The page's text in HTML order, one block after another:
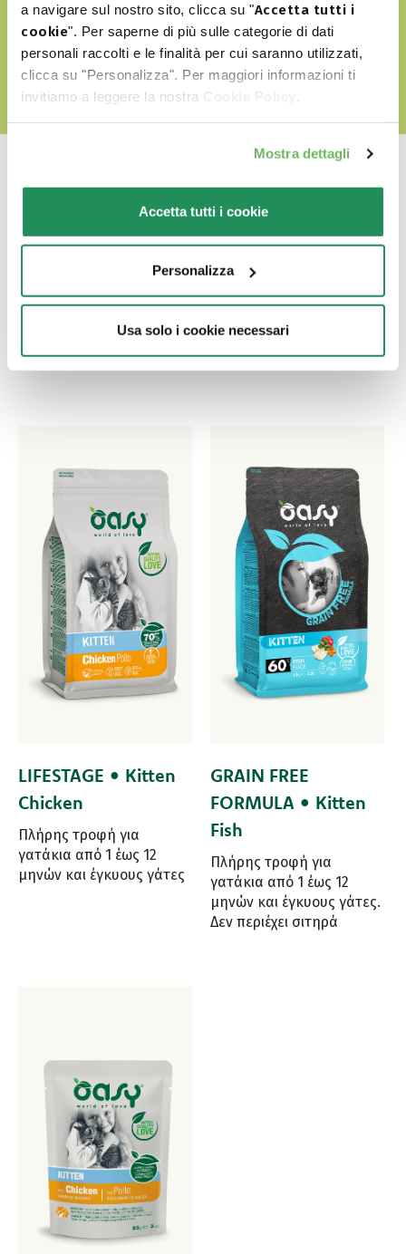
a navigare sul nostro sito, clicca su "Accetta tutti i
cookie". Per saperne di più sulle categorie di dati
personali raccolti e le finalità per cui saranno utilizzati,
clicca su "Personalizza". Per maggiori informazioni ti
invitiamo a leggere la nostra Cookie Policy.
Mostra dettagli
Accetta tutti i cookie
Personalizza
Usa solo i cookie necessari
ΑΝΑΚΑΛΎΨΤΕ ΤΟΝ WORLD OF LOVE ΜΑΣ
Ποιο είναι το αγαπημένο
του?
Ανακαλύψτε τα καλύτερα προϊόντα για το
κατοικίδιο σας
LIFESTAGE • Kitten
Chicken
Πλήρης τροφή για
γατάκια από 1 έως 12
μηνών και έγκυους γάτες
GRAIN FREE
FORMULA • Kitten
Fish
Πλήρης τροφή για
γατάκια από 1 έως 12
μηνών και έγκυους γάτες.
Δεν περιέχει σιτηρά